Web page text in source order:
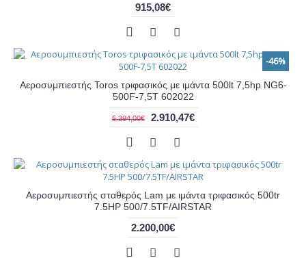
915,08€
-46%
Αεροσυμπιεστής Toros τριφασικός με ιμάντα 500lt 7,5hp NG6-
500F-7,5T 602022
5.394,00€ 2.910,47€
Αεροσυμπιεστής σταθερός Lam με ιμάντα τριφασικός 500tr
7.5HP 500/7.5TF/AIRSTAR
2.200,00€